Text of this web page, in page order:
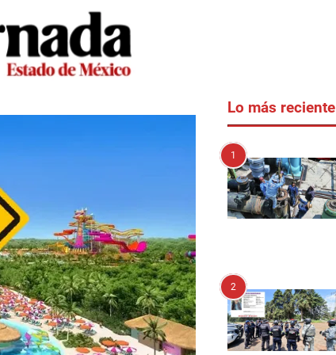
Lo más reciente
1
2